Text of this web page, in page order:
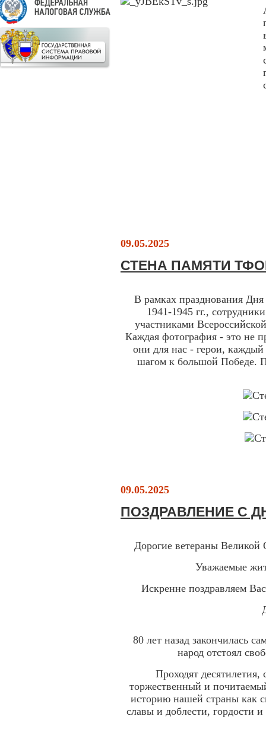
09.05.2025
СТЕНА ПАМЯТИ
В рамках празднования
1941-1945 гг.,
участниками
Каждая фотография - это не
они для нас - герои,
шагом к большой Победе.
09.05.2025
ПОЗДРАВЛЕНИЕ С
Дорогие ветераны
Уважаемые
Искренне поздравляем
80 лет назад закончилась
народ отстоял
Проходят
торжественный и
историю нашей страны как
славы и доблести, гордости